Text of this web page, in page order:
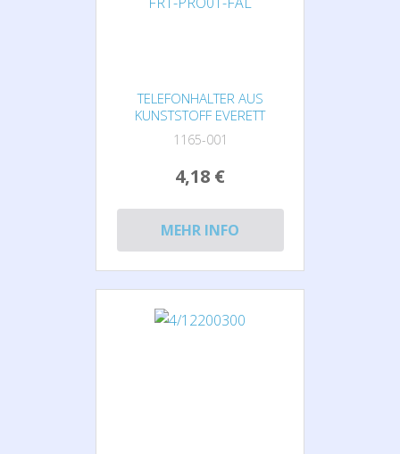
TELEFONHALTER AUS
KUNSTSTOFF EVERETT
1165-001
4,18 €
MEHR INFO